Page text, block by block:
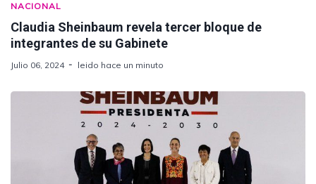
NACIONAL
Claudia Sheinbaum revela tercer bloque de
integrantes de su Gabinete
Julio 06, 2024 leido hace un minuto